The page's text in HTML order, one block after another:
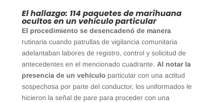
El hallazgo: 114 paquetes de marihuana
ocultos en un vehículo particular
El procedimiento se desencadenó de manera
rutinaria cuando patrullas de vigilancia comunitaria
adelantaban labores de registro, control y solicitud de
antecedentes en el mencionado cuadrante. Al notar la
presencia de un vehículo particular con una actitud
sospechosa por parte del conductor, los uniformados le
hicieron la señal de pare para proceder con una